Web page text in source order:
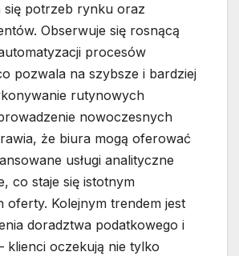
się potrzeb rynku oraz
Obserwuje się rosnącą
procesów
pozwala na szybsze i bardziej
rutynowych
nowoczesnych
że biura mogą oferować
usługi analityczne
co staje się istotnym
oferty. Kolejnym trendem jest
doradztwa podatkowego i
klienci oczekują nie tylko